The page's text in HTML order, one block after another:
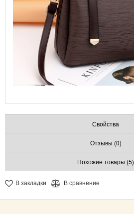
Свойства
Отзывы (0)
Похожие товары (5)
В закладки В сравнение